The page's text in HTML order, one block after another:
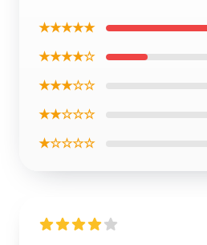
★★★★★
★★★★☆
★★★☆☆
★★☆☆☆
★☆☆☆☆